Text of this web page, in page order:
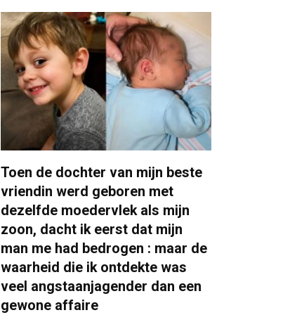
Toen de dochter van mijn beste
vriendin werd geboren met
dezelfde moedervlek als mijn
zoon, dacht ik eerst dat mijn
man me had bedrogen : maar de
waarheid die ik ontdekte was
veel angstaanjagender dan een
gewone affaire